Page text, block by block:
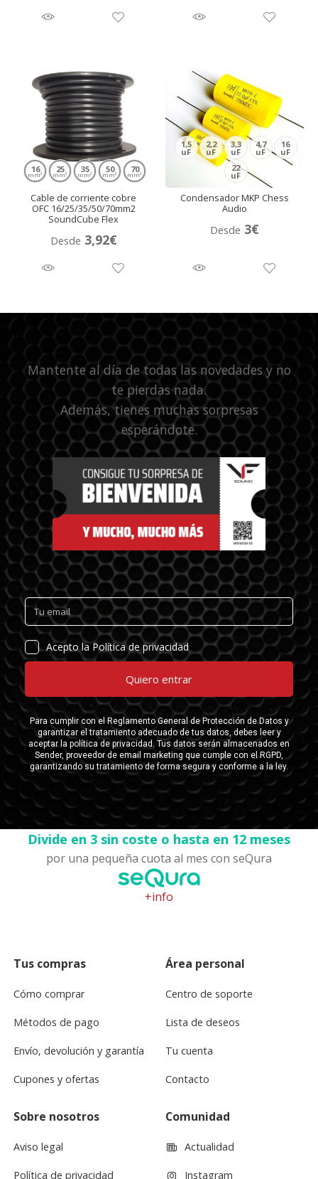
16
mm²
25
mm²
35
mm²
50
mm²
70
mm²
Cable de corriente cobre
OFC 16/25/35/50/70mm2
SoundCube Flex
Desde 3,92€
1,5
uF
2,2
uF
3,3
uF
4,7
uF
16
uF
22
uF
Condensador MKP Chess
Audio
Desde 3€
Mantente al día de todas las novedades y no
te pierdas nada.
Además, tienes muchas sorpresas
esperándote.
Divide en 3 sin coste o hasta en 12 meses
por una pequeña cuota al mes con seQura
+info
Tus compras
Cómo comprar
Métodos de pago
Envío, devolución y garantía
Cupones y ofertas
Área personal
Centro de soporte
Lista de deseos
Tu cuenta
Contacto
Sobre nosotros
Aviso legal
Política de privacidad
Comunidad
Actualidad
Instagram